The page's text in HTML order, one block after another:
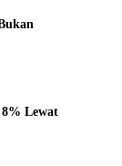
Lewat